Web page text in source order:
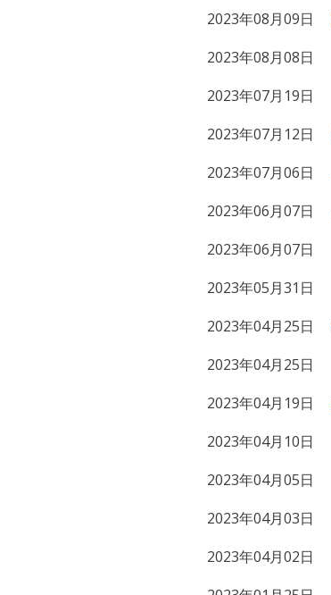
2023年08月09日
2023年08月08日
2023年07月19日
2023年07月12日
2023年07月06日
2023年06月07日
2023年06月07日
2023年05月31日
2023年04月25日
2023年04月25日
2023年04月19日
2023年04月10日
2023年04月05日
2023年04月03日
2023年04月02日